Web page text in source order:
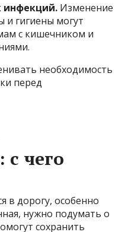
инфекций. Изменение
и гигиены могут
с кишечником и
необходимость
перед
чего
в дорогу, особенно
нужно подумать о
сохранить